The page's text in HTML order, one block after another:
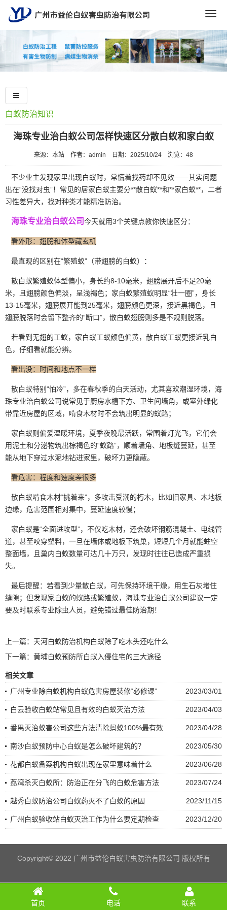
白蚁防治知识
海珠专业治白蚁公司怎样快速区分散白蚁和家白蚁
来源：本站 作者：admin 日期：2025/10/24 浏览： 48
不少业主发现家里出现白蚁时，常慌着找药却不见效——其实问题
出在“没找对虫”！常见的居家白蚁主要分**散白蚁**和**家白蚁**，二者
习性差异大，找对种类才能精准防治。
海珠专业治白蚁公司今天就用3个关键点教你快速区分：
看外形：翅膀和体型藏玄机
最直观的区别在“繁殖蚁”（带翅膀的白蚁）：
散白蚁繁殖蚁体型偏小，身长约8-10毫米，翅膀展开后不足20毫
米，且翅膀颜色偏淡，呈浅褐色；家白蚁繁殖蚁明显“壮一圈”，身长
13-15毫米，翅膀展开能到25毫米，翅膀颜色更深，接近黑褐色，且
翅膀脱落时会留下整齐的“断口”，散白蚁翅膀则多是不规则脱落。
若看到无翅的工蚁，家白蚁工蚁颜色偏黄，散白蚁工蚁更接近乳白
色，仔细看就能分辨。
看出没：时间和地点不一样
散白蚁特别“怕冷”，多在春秋季的白天活动，尤其喜欢潮湿环境，海
珠专业治白蚁公司说常见于厨房水槽下方、卫生间墙角，或室外绿化
带靠近房屋的区域，啃食木材时不会筑出明显的蚁路；
家白蚁则偏爱温暖环境，夏季夜晚最活跃，常围着灯光飞，它们会
用泥土和分泌物筑出棕褐色的“蚁路”，顺着墙角、地板缝蔓延，甚至
能从地下穿过水泥地钻进家里，破坏力更隐蔽。
看危害：程度和速度差很多
散白蚁啃食木材“挑着来”，多攻击受潮的朽木，比如旧家具、木地板
边缘，危害范围相对集中，蔓延速度较慢；
家白蚁是“全面进攻型”，不仅吃木材，还会破坏钢筋混凝土、电线管
道，甚至咬穿塑料，一旦在墙体或地板下筑巢，短短几个月就能蛀空
整面墙，且巢内白蚁数量可达几十万只，发现时往往已造成严重损
失。
最后提醒：若看到少量散白蚁，可先保持环境干燥，用生石灰堵住
缝隙；但发现家白蚁的蚁路或繁殖蚁，海珠专业治白蚁公司建议一定
要及时联系专业除虫人员，避免错过最佳防治期！
上一篇： 天河白蚁防治机构白蚁除了吃木头还吃什么
下一篇： 黄埔白蚁预防所白蚁入侵住宅的三大途径
相关文章
2023/03/01
广州专业除白蚁机构白蚁危害房屋装修“必修课”
2023/04/03
白云验收白蚁站常见且有效的白蚁灭治方法
2023/04/28
番禺灭治蚁害公司这些方法清除蚂蚁100%最有效
2023/05/30
南沙白蚁预防中心白蚁是怎么破坏建筑的？
2023/06/28
花都白蚁备案机构白蚁出现在家里意味着什么
2023/07/24
荔湾杀灭白蚁所：防治正在分飞的白蚁危害方法
2023/11/15
越秀白蚁防治公司白蚁药灭不了白蚁的原因
2023/12/20
广州白蚁验收站白蚁灭治工作为什么要定期检查
Copyright© 2022 广州市益伦白蚁害虫防治有限公司 版权所有
首页 电话 联系